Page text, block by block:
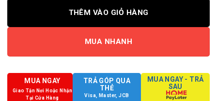
THÊM VÀO GIỎ HÀNG
MUA NHANH
MUA NGAY
Giao Tận Nơi Hoặc Nhận
Tại Cửa Hàng
TRẢ GÓP QUA
THẺ
Visa, Master, JCB
MUA NGAY - TRẢ
SAU